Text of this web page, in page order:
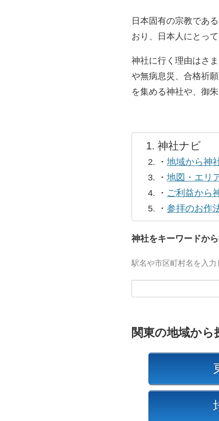
日本固有の宗教であ
おり、日本人にとっ
神社に行く理由はさ
や無病息災、合格祈
を集める神社や、御
神社ナビ
・地域から神
・地図・エリ
・ ご利益から
・参拝のお作
神社をキーワードか
駅名や市区町村名を入力
関東の地域から